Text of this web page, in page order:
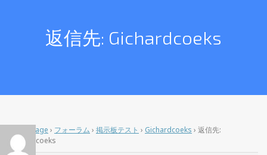
返信先: Gichardcoeks
Home Page › フォーラム › 掲示板テスト › Gichardcoeks › 返信先:
Gichardcoeks